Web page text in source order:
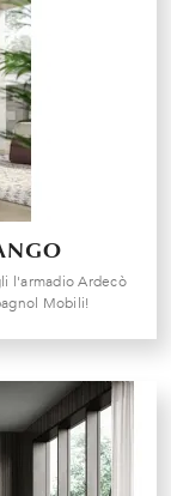
l'armadio Ardecò
Mobili!